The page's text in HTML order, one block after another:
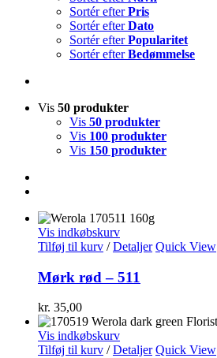
Sortér efterPris
Sortér efterDato
Sortér efterPopularitet
Sortér efterBedømmelse
Vis 50 produkter
Vis 50 produkter
Vis 100 produkter
Vis 150 produkter
Vis indkøbskurv
Tilføj til kurv / Detaljer Quick View
Mørk rød – 511
kr. 35,00
Vis indkøbskurv
Tilføj til kurv / Detaljer Quick View